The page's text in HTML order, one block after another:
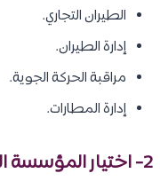
الطيران التجاري.
إدارة الطيران.
مراقبة الحركة الجوية.
إدارة المطارات.
2- اختيار المؤسسة التعليمية: